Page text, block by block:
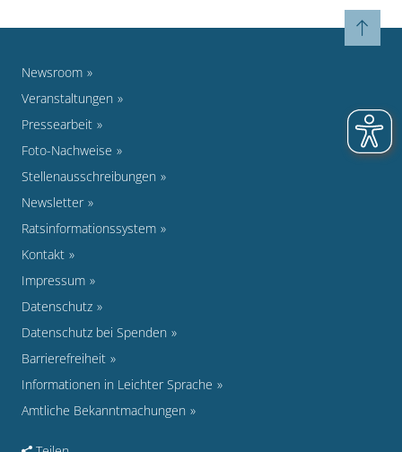
Newsroom
Veranstaltungen
Pressearbeit
Foto-Nachweise
Stellenausschreibungen
Newsletter
Ratsinformationssystem
Kontakt
Impressum
Datenschutz
Datenschutz bei Spenden
Barrierefreiheit
Informationen in Leichter Sprache
Amtliche Bekanntmachungen